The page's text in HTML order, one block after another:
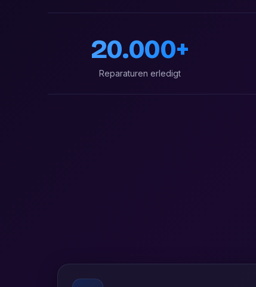
20.000+
Reparaturen erledigt